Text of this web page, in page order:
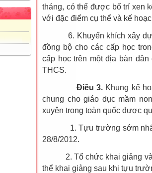
tháng, có thể được bố trí xen
với đặc điểm cụ thể và kế
6. Khuyến khích xây dựng
đồng bộ cho các cấp học
cấp học trên một địa bàn
THCS.
Điều 3. Khung kế
chung cho giáo dục mầm
xuyên trong toàn quốc được
1. Tựu trường sớm nhất
28/8/2012.
2. Tổ chức khai giảng vào
thể khai giảng sau khi tựu